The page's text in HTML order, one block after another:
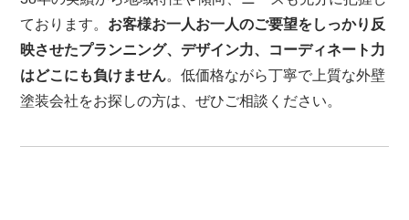
ております。 お客様お一人お一人のご要望をしっかり反
映させたプランニング、デザイン力、コーディネート力
はどこにも負けません。低価格ながら丁寧で上質な外壁
塗装会社をお探しの方は、ぜひご相談ください。